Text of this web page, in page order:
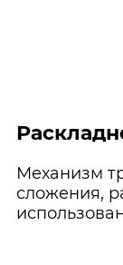
Механизм
сложения,